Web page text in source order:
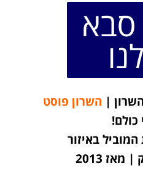
סבא
| השרון פוסט
כולם!
באיזור
2013